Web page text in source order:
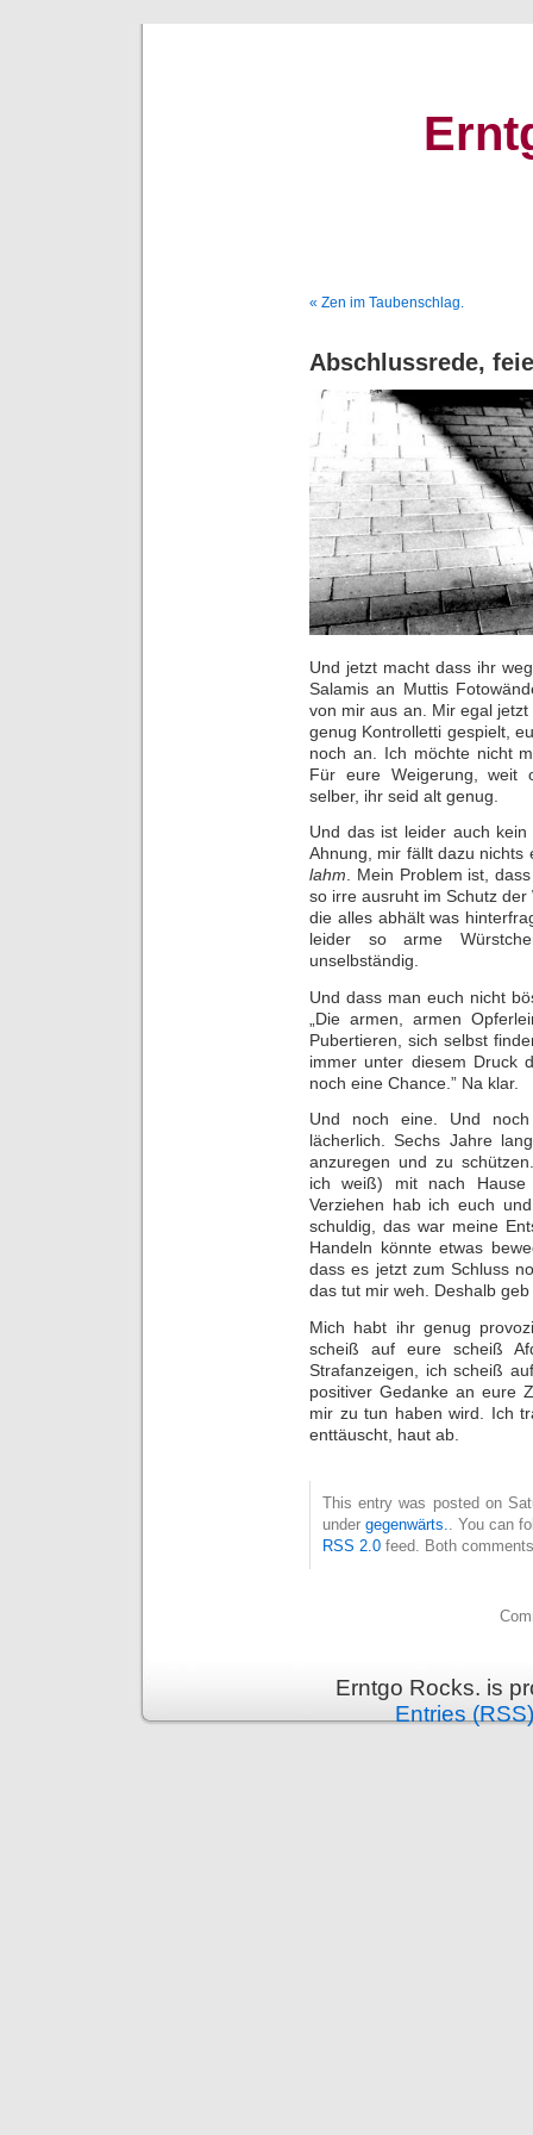
« Zen im Taubenschlag.
Abschlussrede,
Und jetzt macht dass ihr
Salamis an Muttis
von mir aus an. Mir egal
genug Kontrolletti gespielt,
noch an. Ich möchte nicht
Für eure Weigerung, weit
selber, ihr seid alt genug.
Und das ist leider auch
Ahnung, mir fällt dazu nichts
lahm . Mein Problem ist,
so irre ausruht im Schutz
die alles abhält was
leider so arme
unselbständig.
Und dass man euch nicht
„Die armen, armen
Pubertieren, sich selbst
immer unter diesem Druck
noch eine Chance.” Na klar.
Und noch eine. Und
lächerlich. Sechs Jahre
anzuregen und zu
ich weiß) mit nach Hause
Verziehen hab ich euch
schuldig, das war meine
Handeln könnte etwas
dass es jetzt zum Schluss
das tut mir weh. Deshalb
Mich habt ihr genug
scheiß auf eure scheiß
Strafanzeigen, ich scheiß
positiver Gedanke an eure
mir zu tun haben wird. Ich
enttäuscht, haut ab.
This entry was posted on
under gegenwärts.
. You can
RSS 2.0 feed. Both
Erntgo Rocks. is
Entries (RSS)